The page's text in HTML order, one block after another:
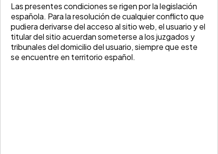
Las presentes condiciones se rigen por la legislación
española. Para la resolución de cualquier conflicto que
pudiera derivarse del acceso al sitio web, el usuario y el
titular del sitio acuerdan someterse a los juzgados y
tribunales del domicilio del usuario, siempre que este
se encuentre en territorio español.